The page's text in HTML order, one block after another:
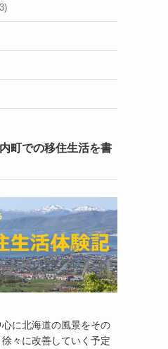
町での移住生活を書
に北海道の風景をその
々に改善していく予定